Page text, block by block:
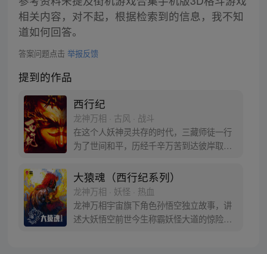
相关内容，对不起，根据检索到的信息，我不知
道如何回答。
答案问题点击 举报反馈
提到的作品
西行纪
龙神万相 · 古风 · 战斗
在这个人妖神灵共存的时代，三藏师徒一行
为了世间和平，历经千辛万苦到达彼岸取
变得美好….随着阴谋慢慢揭露，暗魂四起,
为了让“永恒之火”重新归位，小狼妖白狼不
辞万难，找到唐三藏大法师，和他一起重新
寻回徒弟们，组成全新“西行小队”，再度踏
上西行之旅……
大猿魂（西行纪系列）
龙神万相 · 妖怪 · 热血
龙神万相宇宙旗下角色孙悟空独立故事，讲
述大妖悟空前世今生称霸妖怪大道的惊险历